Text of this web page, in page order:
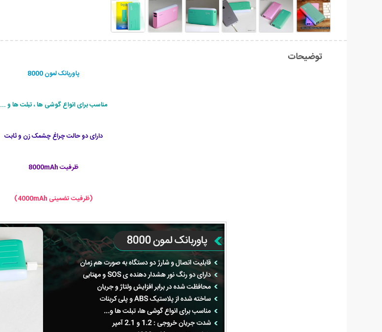
توضیحات
پاوربانک لمون 8000
مناسب برای انواع گوشی ها ، تبلت ها و ...
دارای دو حالت چراغ چشمک زن و ثابت
ظرفیت 8000mAh
(ظرفیت تضمینی 4000mAh)